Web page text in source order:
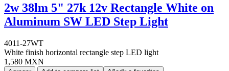
2w 38lm 5" 27k 12v Rectangle White on
Aluminum SW LED Step Light
4011-27WT
White finish horizontal rectangle step LED light
1,580 MXN